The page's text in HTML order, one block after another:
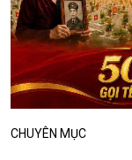
CHUYÊN MỤC